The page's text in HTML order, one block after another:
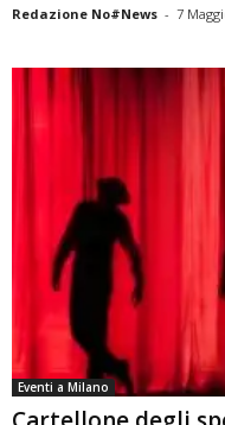
Redazione No#News - 7
Eventi a Milano